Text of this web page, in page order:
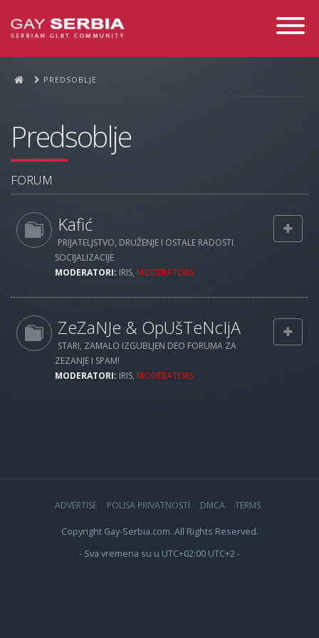
Toggle
PREDSOBLJE
Predsoblje
FORUM
Kafić
PRIJATELJSTVO, DRUŽENJE I OSTALE RADOSTI
SOCIJALIZACIJE
MODERATORI: IRIS, MODERATORS
ZeZaNJe & OpUšTeNcIjA
STARI, ZAMALO IZGUBLJEN DEO FORUMA ZA
ZEZANJE I SPAM!
MODERATORI: IRIS, MODERATORS
ADVERTISE POLISA PRIVATNOSTI DMCA TERMS
Copyright Gay-Serbia.com. All Rights Reserved.
- Sva vremena su u UTC+02:00 UTC+2 -